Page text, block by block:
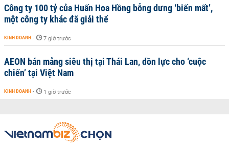
Công ty 100 tỷ của Huấn Hoa Hồng bỗng dưng ‘biến mất’,
một công ty khác đã giải thể
KINH DOANH - 7 giờ trước
AEON bán mảng siêu thị tại Thái Lan, dồn lực cho ‘cuộc
chiến’ tại Việt Nam
KINH DOANH - 1 giờ trước